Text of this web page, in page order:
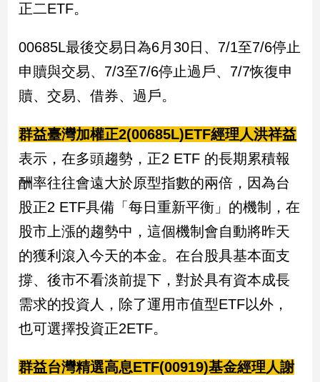
正二ETF。
00685L最後交易日為6月30日、7/1至7/6停止
申贖與交易、7/3至7/6停止過戶、7/7恢復申
贖、交易、借券、過戶。
群益臺灣加權正2(00685L)ETF經理人洪祥益
表示，在多頭趨勢，正2 ETF 的長期累積報
酬率往往會遠大於原型指數的兩倍，因為台
股正2 ETF具備「每日重新平衡」的機制，在
股市上漲的趨勢中，這個機制會自動將昨天
的獲利滾入今天的本金。在台股具基本面支
撐、後市不看淡前提下，對於具有資本成長
需求的投資人，除了運用市值型ETF以外，
也可選擇投資正2ETF。
群益台灣精選高息ETF(00919)基金經理人謝